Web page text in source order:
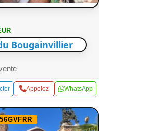
Bougainvillier
Appelez WhatsApp